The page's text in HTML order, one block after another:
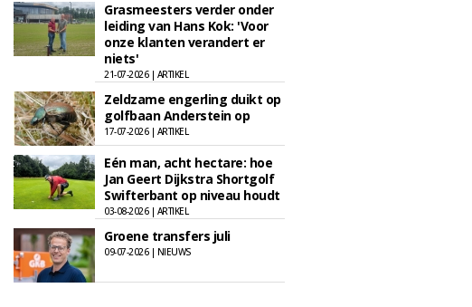
Grasmeesters verder onder
leiding van Hans Kok: 'Voor
onze klanten verandert er
niets'
21-07-2026 | ARTIKEL
Zeldzame engerling duikt op
golfbaan Anderstein op
17-07-2026 | ARTIKEL
Eén man, acht hectare: hoe
Jan Geert Dijkstra Shortgolf
Swifterbant op niveau houdt
03-08-2026 | ARTIKEL
Groene transfers juli
09-07-2026 | NIEUWS